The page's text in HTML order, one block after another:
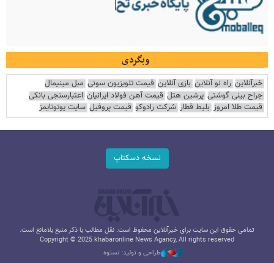
وبگردی
خبرآنلاین راه نو آنلاین بازی آنلاین قیمت تلویزیون سونی مبل مینیمال
جراح بینی گوشتی پرشین هتل قیمت آهن فولاد ایرانیان اعتبارسنجی بانکی
قیمت طلا امروز بلیط قطار شرکت رادوکو قیمت پروفیل سایت یوتوتایمز
نسخه دسکتاپ
تمامی حقوق این سایت برای خبرآنلاین محفوظ است. نقل مطالب با ذکر منبع بلامانع است.
Copyright © 2025 khabaronline News Agancy, All rights reserved
طراحی و تولید: نستوه